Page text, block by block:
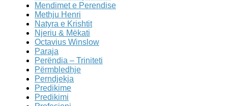
Mendimet e Perendise
Methju Henri
Natyra e Krishtit
Njeriu & Mëkati
Octavius Winslow
Paraja
Perëndia – Triniteti
Përmbledhje
Perndjekja
Predikime
Predikimi